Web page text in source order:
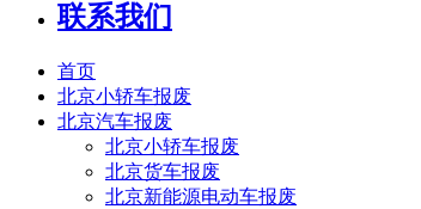
联系我们
首页
北京小轿车报废
北京汽车报废
北京小轿车报废
北京货车报废
北京新能源电动车报废